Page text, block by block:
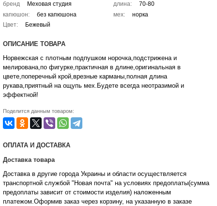
бренд Меховая студия длина:
70-80
капюшон:
без капюшона мех:
норка
Цвет:
Бежевый
ОПИСАНИЕ ТОВАРА
Норвежская с плотным подпушком норочка,подстрижена и
мелирована,по фигурке,практичная в длине,оригинальная в
цвете,поперечный крой,врезные карманы,полная длина
рукава,приятный на ощупь мех.Будете всегда неотразимой и
эффектной!
Поделится данным товаром:
ОПЛАТА И ДОСТАВКА
Доставка товара
Доставка в другие города Украины и области осуществляется
транспортной службой "Новая почта" на условиях предоплаты(сумма
предоплаты зависит от стоимости изделия) наложенным
платежом.Оформив заказ через корзину, на указанную в заказе